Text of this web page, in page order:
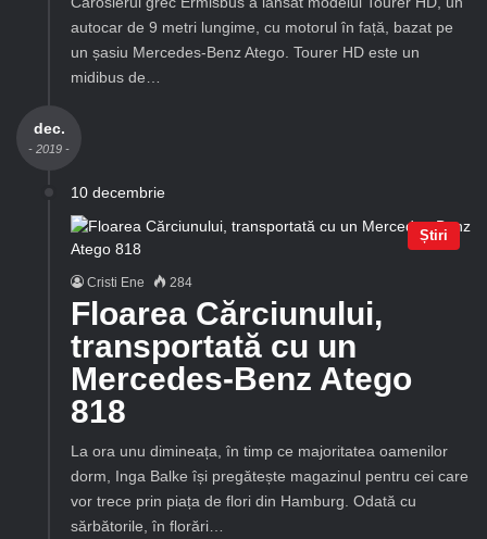
autocar de 9 metri lungime, cu motorul în față, bazat pe
un șasiu Mercedes-Benz Atego. Tourer HD este un
midibus de…
dec.
- 2019 -
10 decembrie
Știri
Cristi Ene 284
Floarea Cărciunului,
transportată cu un
Mercedes-Benz Atego
818
La ora unu dimineața, în timp ce majoritatea oamenilor
dorm, Inga Balke își pregătește magazinul pentru cei care
vor trece prin piața de flori din Hamburg. Odată cu
sărbătorile, în florări…